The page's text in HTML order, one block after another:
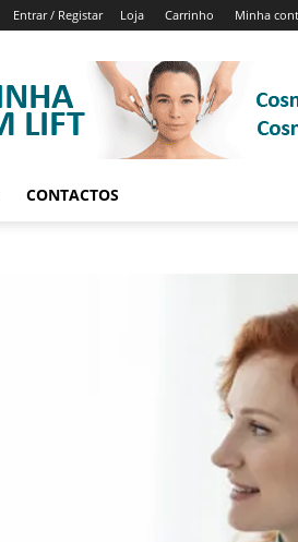
Entrar / Registar Loja Carrinho Minha
CONTACTOS